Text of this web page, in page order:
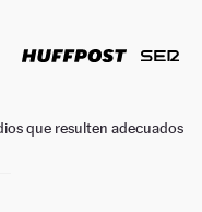
que resulten adecuados